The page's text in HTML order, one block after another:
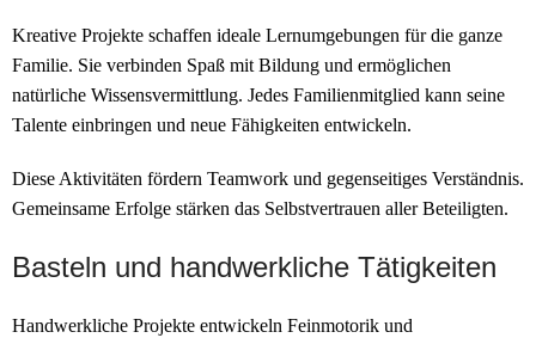
Kreative Projekte schaffen ideale Lernumgebungen für die ganze
Familie. Sie verbinden Spaß mit Bildung und ermöglichen
natürliche Wissensvermittlung. Jedes Familienmitglied kann seine
Talente einbringen und neue Fähigkeiten entwickeln.
Diese Aktivitäten fördern Teamwork und gegenseitiges Verständnis.
Gemeinsame Erfolge stärken das Selbstvertrauen aller Beteiligten.
Basteln und handwerkliche Tätigkeiten
Handwerkliche Projekte entwickeln Feinmotorik und